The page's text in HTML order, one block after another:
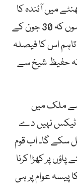
لائن ختم ہونے کے بعد 24 گھنٹے میں آئندہ کا
لائحہ سامنے لایا جائے گا اور میں سوچ رہا ہوں کہ 30 جون کے
تاہم اس کا فیصلہ
حفیظ شیخ سے
سے ملک میں
ٹیکس نہیں دے
سکے گا۔ اب قوم
پر کھڑا کرنا
پیسہ عوام پر ہی